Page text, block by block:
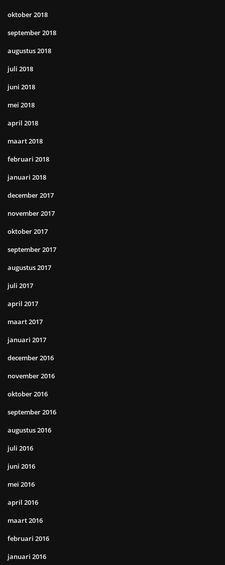
oktober 2018
september 2018
augustus 2018
juli 2018
juni 2018
mei 2018
april 2018
maart 2018
februari 2018
januari 2018
december 2017
november 2017
oktober 2017
september 2017
augustus 2017
juli 2017
april 2017
maart 2017
januari 2017
december 2016
november 2016
oktober 2016
september 2016
augustus 2016
juli 2016
juni 2016
mei 2016
april 2016
maart 2016
februari 2016
januari 2016